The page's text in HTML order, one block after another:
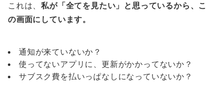
これは、私が「全てを見たい」と思っているから、こ
の画面にしています。
通知が来ていないか？
使ってないアプリに、更新がかかってないか？
サブスク費を払いっぱなしになっていないか？